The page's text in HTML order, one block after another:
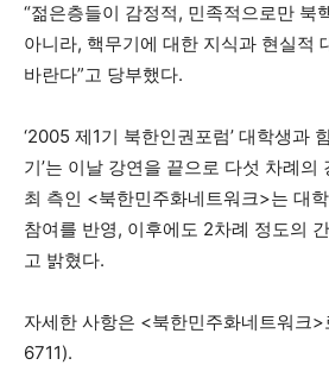
“젊은층들이 감정적, 민족적으로만 북
아니라, 핵무기에 대한 지식과 현실적
바란다”고 당부했다.
‘2005 제1기 북한인권포럼’ 대학생과
기’는 이날 강연을 끝으로 다섯 차례의
최 측인 <북한민주화네트워크>는 대
참여를 반영, 이후에도 2차례 정도의
고 밝혔다.
자세한 사항은 <북한민주화네트워크
6711).